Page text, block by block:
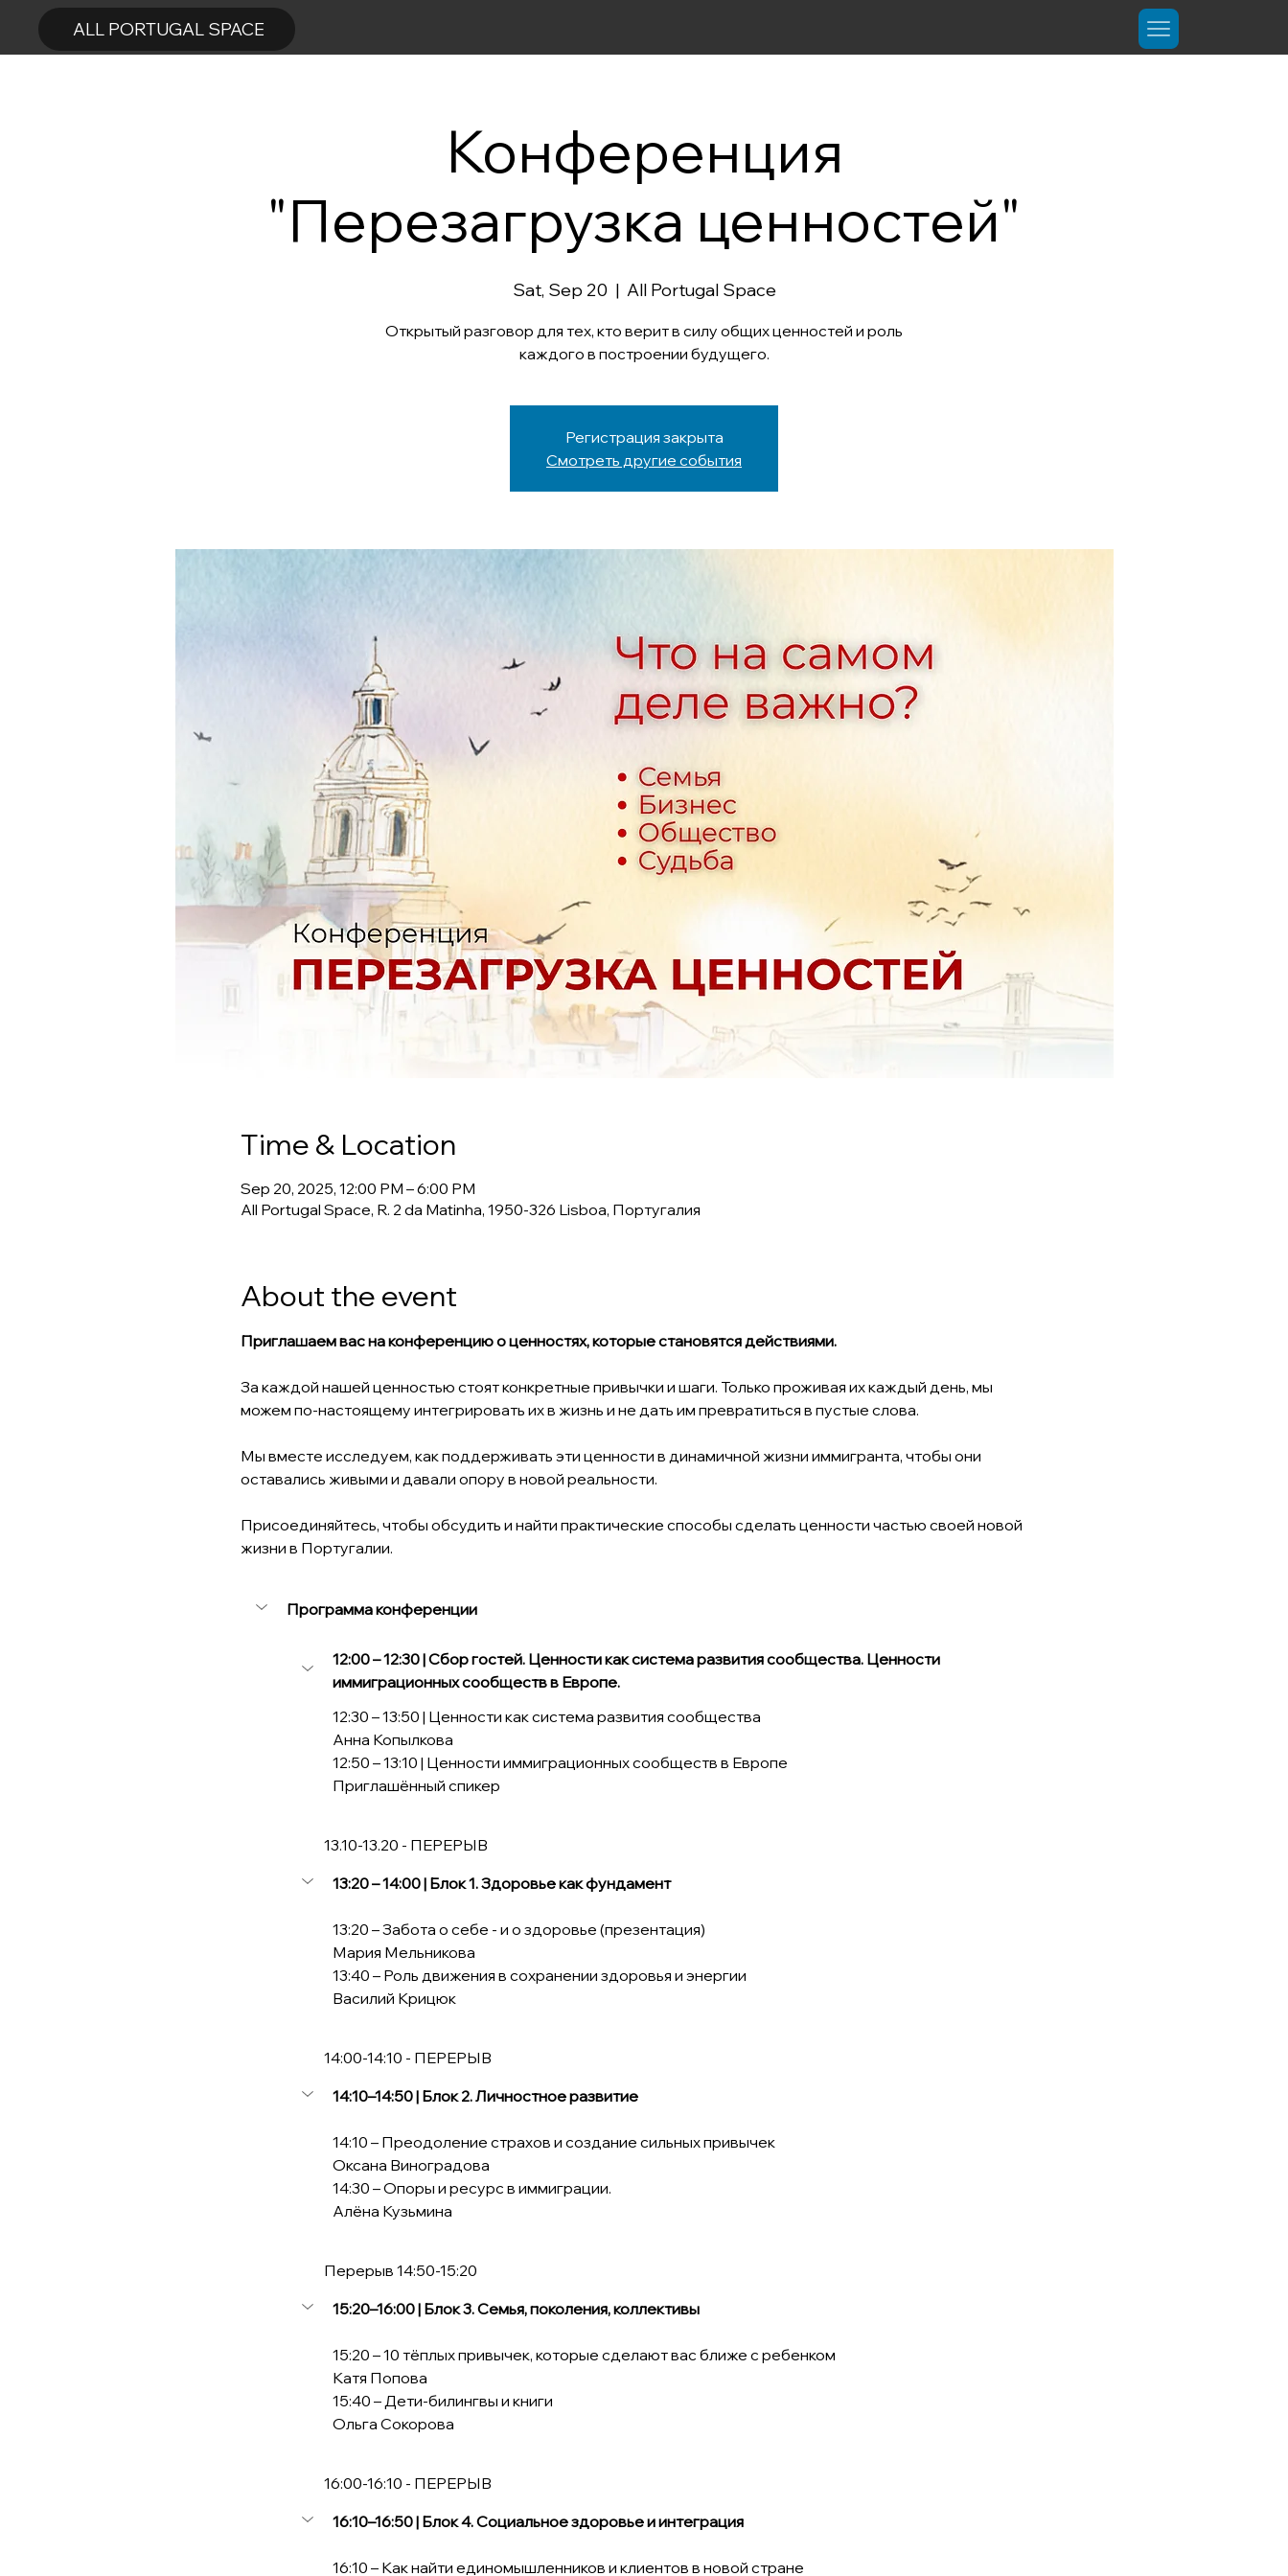
ALL PORTUGAL SPACE
Конференция
"Перезагрузка ценностей"
Sat, Sep 20
  |
All Portugal Space
Открытый разговор для тех, кто верит в силу общих ценностей и роль
каждого в построении будущего.
Регистрация закрыта
Смотреть другие события
Time & Location
Sep 20, 2025, 12:00 PM – 6:00 PM
All Portugal Space, R. 2 da Matinha, 1950-326 Lisboa, Португалия
About the event
Приглашаем вас на конференцию о ценностях, которые становятся действиями.
За каждой нашей ценностью стоят конкретные привычки и шаги. Только проживая их каждый день, мы
можем по-настоящему интегрировать их в жизнь и не дать им превратиться в пустые слова.
Мы вместе исследуем, как поддерживать эти ценности в динамичной жизни иммигранта, чтобы они
оставались живыми и давали опору в новой реальности.
Присоединяйтесь, чтобы обсудить и найти практические способы сделать ценности частью своей новой
жизни в Португалии.
Программа конференции
12:00 – 12:30 | Сбор гостей. Ценности как система развития сообщества. Ценности
иммиграционных сообществ в Европе.
12:30 – 13:50 | Ценности как система развития сообщества
Анна Копылкова
12:50 – 13:10 | Ценности иммиграционных сообществ в Европе
Приглашённый спикер
             13.10-13.20 - ПЕРЕРЫВ
13:20 – 14:00 | Блок 1. Здоровье как фундамент
13:20 – Забота о себе - и о здоровье (презентация)
Мария Мельникова
13:40 – Роль движения в сохранении здоровья и энергии
Василий Крицюк
14:00-14:10 - ПЕРЕРЫВ
14:10–14:50 | Блок 2. Личностное развитие
14:10 – Преодоление страхов и создание сильных привычек
Оксана Виноградова
14:30 – Опоры и ресурс в иммиграции.
Алёна Кузьмина
Перерыв 14:50-15:20
15:20–16:00 | Блок 3. Семья, поколения, коллективы
15:20 – 10 тёплых привычек, которые сделают вас ближе с ребенком
Катя Попова
15:40 – Дети-билингвы и книги
Ольга Сокорова
16:00-16:10 - ПЕРЕРЫВ
16:10–16:50 | Блок 4. Социальное здоровье и интеграция
16:10 – Как найти единомышленников и клиентов в новой стране